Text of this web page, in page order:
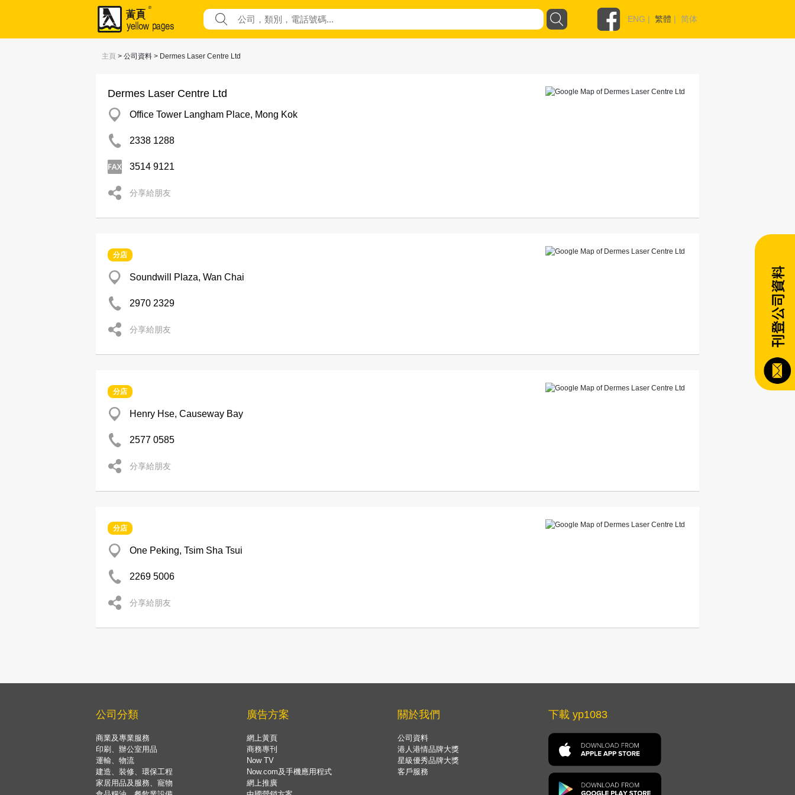
ENG | 繁體 | 简体
主頁 > 公司資料 > Dermes Laser Centre Ltd
Dermes Laser Centre Ltd
Office Tower Langham Place, Mong Kok
2338 1288
3514 9121
分享給朋友
分店
Soundwill Plaza, Wan Chai
2970 2329
分享給朋友
分店
Henry Hse, Causeway Bay
2577 0585
分享給朋友
分店
One Peking, Tsim Sha Tsui
2269 5006
分享給朋友
公司分類
商業及專業服務
印刷、辦公室用品
運輸、物流
建造、裝修、環保工程
家居用品及服務、寵物
廣告方案
網上黃頁
商務專刊
Now TV
Now.com及手機應用程式
網上推廣
關於我們
公司資料
港人港情品牌大獎
星級優秀品牌大獎
客戶服務
下載 yp1083